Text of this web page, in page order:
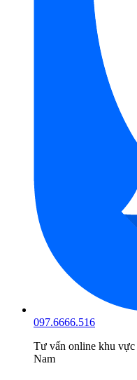
091.3333.518
Tư vấn online khu vực
Trung